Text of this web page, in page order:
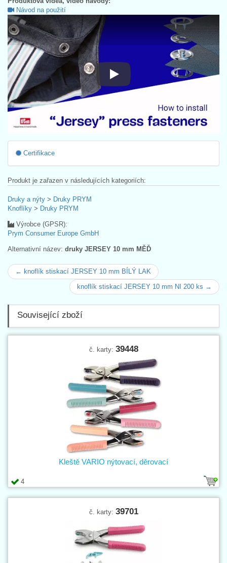
Návod na použití
Návod na použití
Certifikace
Produkt je zařazen v následujících kategoriích:
Druky a nýty > Druky PRYM
Knoflíky > Druky PRYM
Výrobce (GPSR):
Prym Consumer Europe GmbH
Alternativní název: druky JERSEY 10 mm MĚĎ
← knoflík stiskací JERSEY 10 mm BÍLÝ LAK
knoflík stiskací JERSEY 10 mm NI 200 ks →
Související zboží
č. karty: 39448
4
Kleště VARIO nýtovací, děrovací
č. karty: 39701